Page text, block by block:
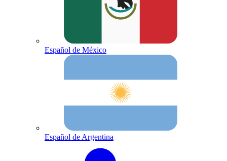
Español de México
Español de Argentina